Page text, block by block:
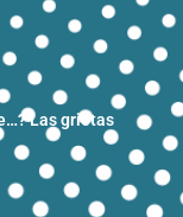
Las grietas